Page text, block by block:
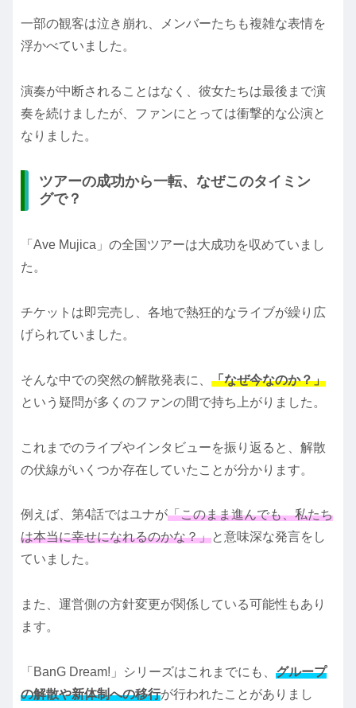
一部の観客は泣き崩れ、メンバーたちも複雑な表情を
浮かべていました。
演奏が中断されることはなく、彼女たちは最後まで演
奏を続けましたが、ファンにとっては衝撃的な公演と
なりました。
ツアーの成功から一転、なぜこのタイミン
グで？
「Ave Mujica」の全国ツアーは大成功を収めていまし
た。
チケットは即完売し、各地で熱狂的なライブが繰り広
げられていました。
そんな中での突然の解散発表に、 「なぜ今なのか？」
という疑問が多くのファンの間で持ち上がりました。
これまでのライブやインタビューを振り返ると、解散
の伏線がいくつか存在していたことが分かります。
例えば、第4話ではユナが「このまま進んでも、私たち
は本当に幸せになれるのかな？」と意味深な発言をし
ていました。
また、運営側の方針変更が関係している可能性もあり
ます。
「BanG Dream!」シリーズはこれまでにも、 グループ
の解散や新体制への移行が行われたことがありまし